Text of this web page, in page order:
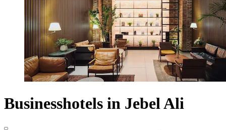
Businesshotels in Jebel Ali